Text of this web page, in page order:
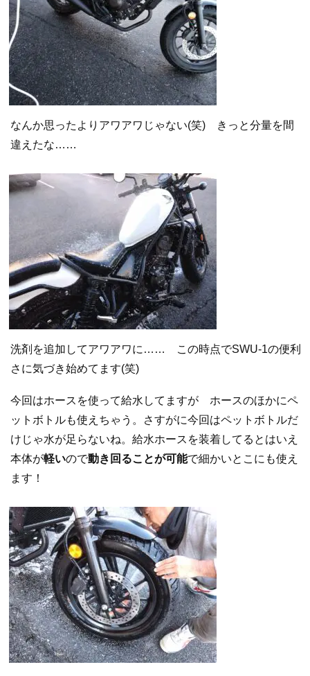
なんか思ったよりアワアワじゃない(笑) きっと分量を間
違えたな……
洗剤を追加してアワアワに…… この時点でSWU-1の便利
さに気づき始めてます(笑)
今回はホースを使って給水してますが ホースのほかにペ
ットボトルも使えちゃう。さすがに今回はペットボトルだ
けじゃ水が足らないね。給水ホースを装着してるとはいえ
本体が軽いので動き回ることが可能で細かいとこにも使え
ます！